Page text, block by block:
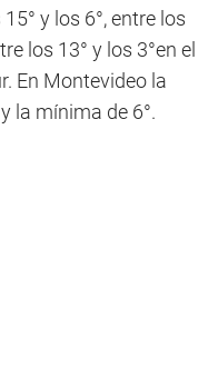
y los 6°, entre los
los 13° y los 3°en el
En Montevideo la
la mínima de 6°.